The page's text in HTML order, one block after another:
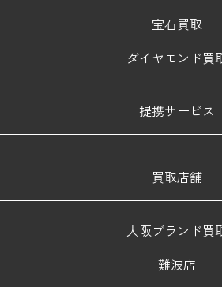
宝石買取
ダイヤモンド買
提携サービス
買取店舗
大阪ブランド買
難波店